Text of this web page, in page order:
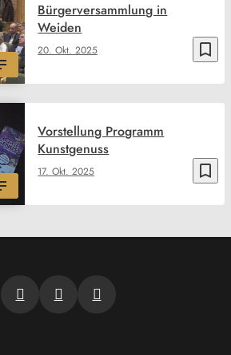
bookmark_border
20. Okt. 2025
Bürgerversammlung in
Weiden
bookmark_border
17. Okt. 2025
Vorstellung Programm
Kunstgenuss